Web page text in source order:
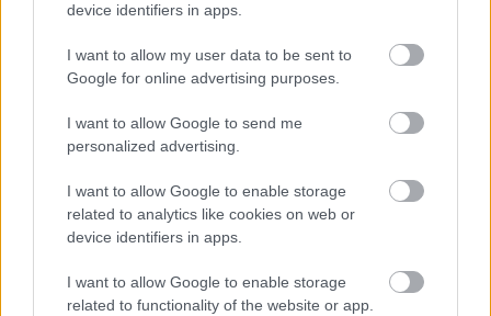
device identifiers in apps.
I want to allow my user data to be sent to
Google for online advertising purposes.
I want to allow Google to send me
personalized advertising.
I want to allow Google to enable storage
related to analytics like cookies on web or
device identifiers in apps.
I want to allow Google to enable storage
related to functionality of the website or app.
„Ha a user tetszés szerint rajzolgathat a programban,
jelentősen javul a felhasználói élmény, közelebb
kerülünk a célunkhoz, hogy a 3D modellező eszközökkel
dolgozó egészségügyi szakemberek képesek legyenek
javítani a betegellátáson és az oktatáson”
– nyilatkozta
Sutherland.